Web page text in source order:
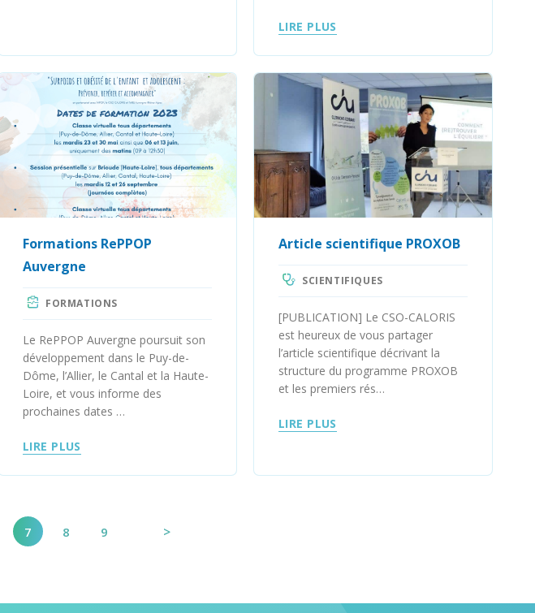
LIRE PLUS
Formations RePPOP
Auvergne
FORMATIONS
Le RePPOP Auvergne poursuit son
développement dans le Puy-de-
Dôme, l’Allier, le Cantal et la Haute-
Loire, et vous informe des
prochaines dates …
LIRE PLUS
Article scientifique PROXOB
SCIENTIFIQUES
[PUBLICATION] Le CSO-CALORIS
est heureux de vous partager
l’article scientifique décrivant la
structure du programme PROXOB
et les premiers rés…
LIRE PLUS
7 8 9 >